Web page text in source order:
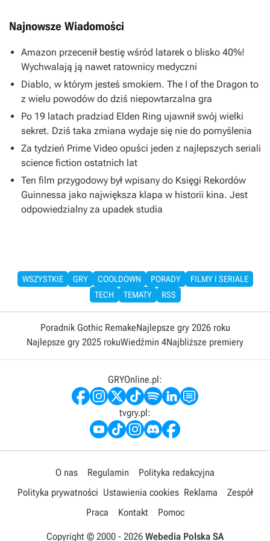
Najnowsze Wiadomości
Amazon przecenił bestię wśród latarek o blisko 40%!
Wychwalają ją nawet ratownicy medyczni
Diablo, w którym jesteś smokiem. The I of the Dragon to
z wielu powodów do dziś niepowtarzalna gra
Po 19 latach pradziad Elden Ring ujawnił swój wielki
sekret. Dziś taka zmiana wydaje się nie do pomyślenia
Za tydzień Prime Video opuści jeden z najlepszych seriali
science fiction ostatnich lat
Ten film przygodowy był wpisany do Księgi Rekordów
Guinnessa jako największa klapa w historii kina. Jest
odpowiedzialny za upadek studia
WSZYSTKIE GRY COOLDOWN PORADY
FILMY I SERIALE
TECH
TEMATY RSS
Poradnik Gothic RemakeNajlepsze gry 2026 roku
Najlepsze gry 2025 rokuWiedźmin 4Najbliższe premiery
GRYOnline.pl:
tvgry.pl:
O nas Regulamin
Polityka redakcyjna
Polityka prywatności Ustawienia cookies Reklama
Zespół
Praca
Kontakt Pomoc
Copyright © 2000 - 2026 Webedia Polska SA